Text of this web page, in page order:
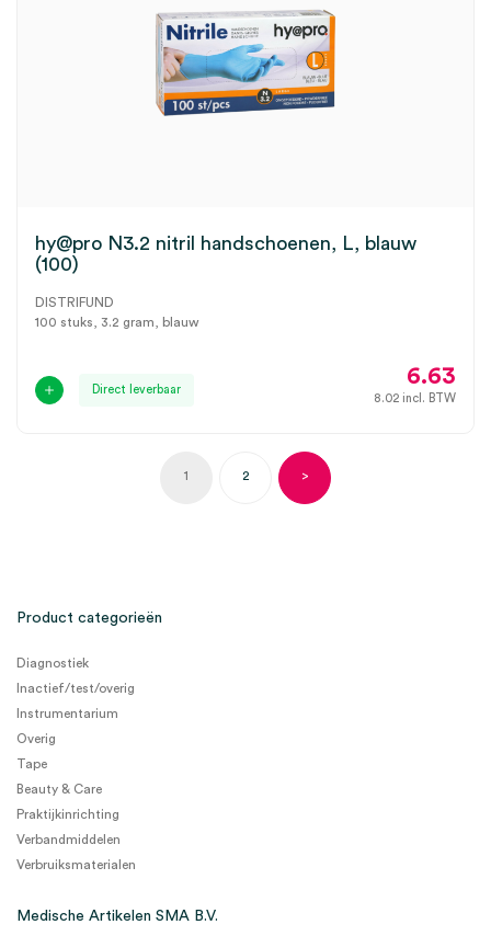
hy@pro N3.2 nitril handschoenen, L, blauw
(100)
DISTRIFUND
100 stuks, 3.2 gram, blauw
Direct leverbaar
6.63
8.02 incl. BTW
1 2 >
Product categorieën
Diagnostiek
Inactief/test/overig
Instrumentarium
Overig
Tape
Beauty & Care
Praktijkinrichting
Verbandmiddelen
Verbruiksmaterialen
Medische Artikelen SMA B.V.